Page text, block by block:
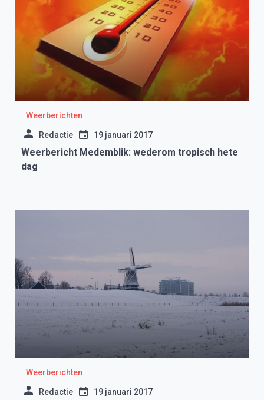
Weerberichten
Redactie 19 januari 2017
Weerbericht Medemblik: wederom tropisch hete
dag
Weerberichten
Redactie 19 januari 2017